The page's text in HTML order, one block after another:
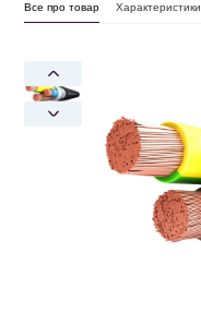
Все про товар Характеристики